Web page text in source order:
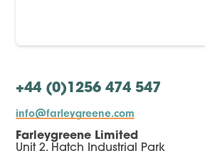
+44 (0)1256 474 547
info@farleygreene.com
Farleygreene Limited
Unit 2, Hatch Industrial Park